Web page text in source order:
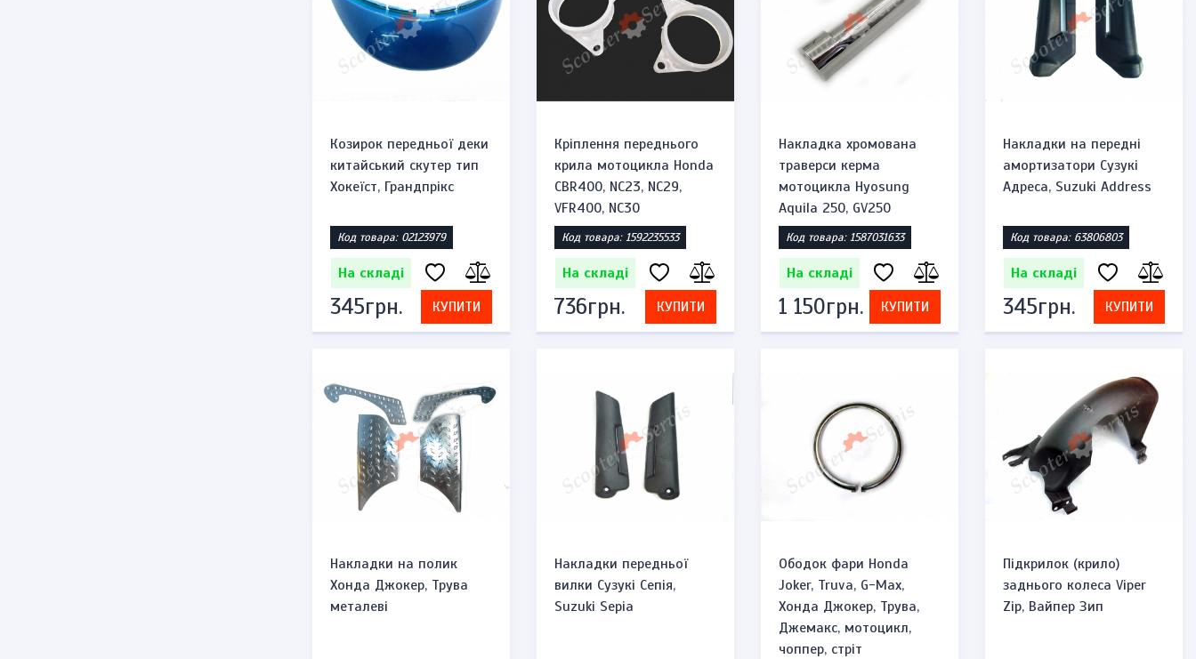
Козирок передньої деки
китайський скутер тип
Хокеїст, Грандпрікс
Код товара: 02123979
На складі
345грн. КУПИТИ
Кріплення переднього
крила мотоцикла Honda
CBR400, NC23, NC29,
VFR400, NC30
Код товара: 1592235533
На складі
736грн. КУПИТИ
Накладка хромована
траверси керма
мотоцикла Hyosung
Aquila 250, GV250
Код товара: 1587031633
На складі
1 150грн. КУПИТИ
Накладки на передні
амортизатори Сузукі
Адреса, Suzuki Address
Код товара: 63806803
На складі
345грн. КУПИТИ
Накладки на полик
Хонда Джокер, Трува
металеві
Накладки передньої
вилки Сузукі Сепія,
Suzuki Sepia
Ободок фари Honda
Joker, Truva, G-Max,
Хонда Джокер, Трува,
Джемакс, мотоцикл,
чоппер, стріт
Підкрилок (крило)
заднього колеса Viper
Zip, Вайпер Зип